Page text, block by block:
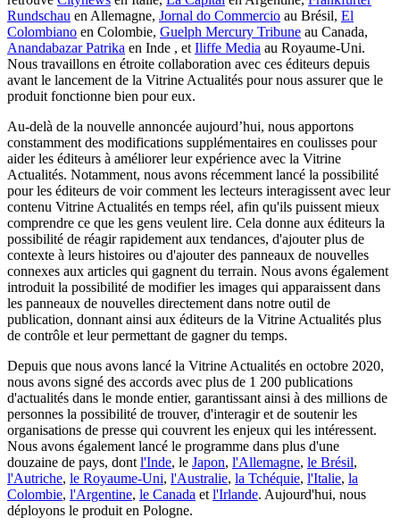
Rundschau en Allemagne, Jornal do Commercio au Brésil, El
Colombiano en Colombie, Guelph Mercury Tribune au Canada,
Anandabazar Patrika en Inde , etIliffe Media au Royaume-Uni.
Nous travaillons en étroite collaboration avec ces éditeurs depuis
avant le lancement de la Vitrine Actualités pour nous assurer que le
produit fonctionne bien pour eux.
Au-delà de la nouvelle annoncée aujourd’hui, nous apportons
constamment des modifications supplémentaires en coulisses pour
aider les éditeurs à améliorer leur expérience avec la Vitrine
Actualités. Notamment, nous avons récemment lancé la possibilité
pour les éditeurs de voir comment les lecteurs interagissent avec leur
contenu Vitrine Actualités en temps réel, afin qu'ils puissent mieux
comprendre ce que les gens veulent lire. Cela donne aux éditeurs la
possibilité de réagir rapidement aux tendances, d'ajouter plus de
contexte à leurs histoires ou d'ajouter des panneaux de nouvelles
connexes aux articles qui gagnent du terrain. Nous avons également
introduit la possibilité de modifier les images qui apparaissent dans
les panneaux de nouvelles directement dans notre outil de
publication, donnant ainsi aux éditeurs de la Vitrine Actualités plus
de contrôle et leur permettant de gagner du temps.
Depuis que nous avons lancé la Vitrine Actualités en octobre 2020,
nous avons signé des accords avec plus de 1 200 publications
d'actualités dans le monde entier, garantissant ainsi à des millions de
personnes la possibilité de trouver, d'interagir et de soutenir les
organisations de presse qui couvrent les enjeux qui les intéressent.
Nous avons également lancé le programme dans plus d'une
douzaine de pays, dontl'Inde, le Japon, l'Allemagne, le Brésil,
l'Autriche, le Royaume-Uni, l'Australie, la Tchéquie, l'Italie, la
Colombie, l'Argentine, le Canada etl'Irlande. Aujourd'hui, nous
déployons le produit en Pologne.